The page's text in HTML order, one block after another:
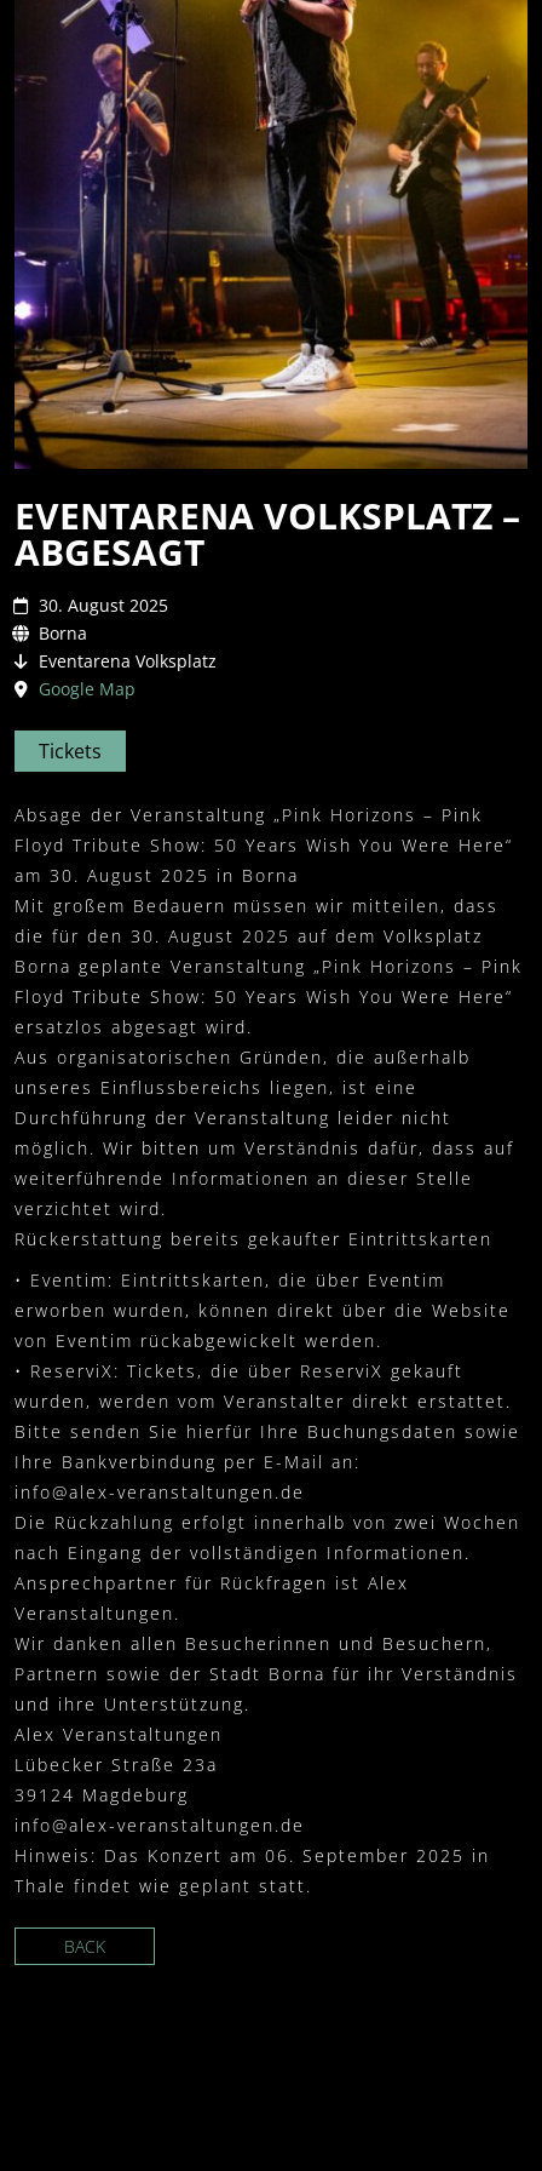
VERANSTALTER
SETLIST
PRESSKIT
IMPRESSUM
DATENSCHUTZ
FANARTIKEL
WARENKORB
MEIN KONTO
WIDERRUFSBELEHRUNG
VERSAND- UND ZAHLUNG
EVENTARENA VOLKSPLATZ –
ABGESAGT
30. August 2025
Borna
Eventarena Volksplatz
Google Map
Tickets
Absage der Veranstaltung „Pink Horizons – Pink
Floyd Tribute Show: 50 Years Wish You Were Here“
am 30. August 2025 in Borna
Mit großem Bedauern müssen wir mitteilen, dass
die für den 30. August 2025 auf dem Volksplatz
Borna geplante Veranstaltung „Pink Horizons – Pink
Floyd Tribute Show: 50 Years Wish You Were Here“
ersatzlos abgesagt wird.
Aus organisatorischen Gründen, die außerhalb
unseres Einflussbereichs liegen, ist eine
Durchführung der Veranstaltung leider nicht
möglich. Wir bitten um Verständnis dafür, dass auf
weiterführende Informationen an dieser Stelle
verzichtet wird.
Rückerstattung bereits gekaufter Eintrittskarten
• Eventim: Eintrittskarten, die über Eventim
erworben wurden, können direkt über die Website
von Eventim rückabgewickelt werden.
• ReserviX: Tickets, die über ReserviX gekauft
wurden, werden vom Veranstalter direkt erstattet.
Bitte senden Sie hierfür Ihre Buchungsdaten sowie
Ihre Bankverbindung per E-Mail an:
info@alex-veranstaltungen.de
Die Rückzahlung erfolgt innerhalb von zwei Wochen
nach Eingang der vollständigen Informationen.
Ansprechpartner für Rückfragen ist Alex
Veranstaltungen.
Wir danken allen Besucherinnen und Besuchern,
Partnern sowie der Stadt Borna für ihr Verständnis
und ihre Unterstützung.
Alex Veranstaltungen
Lübecker Straße 23a
39124 Magdeburg
info@alex-veranstaltungen.de
Hinweis: Das Konzert am 06. September 2025 in
Thale findet wie geplant statt.
BACK